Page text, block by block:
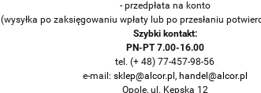
- przedpłata na konto
(wysyłka po zaksięgowaniu wpłaty lub po przesłaniu
Szybki kontakt:
PN-PT 7.00-16.00
tel. (+ 48) 77-457-98-56
e-mail: sklep@alcor.pl , handel@alcor.pl
Opole, ul. Kępska 12